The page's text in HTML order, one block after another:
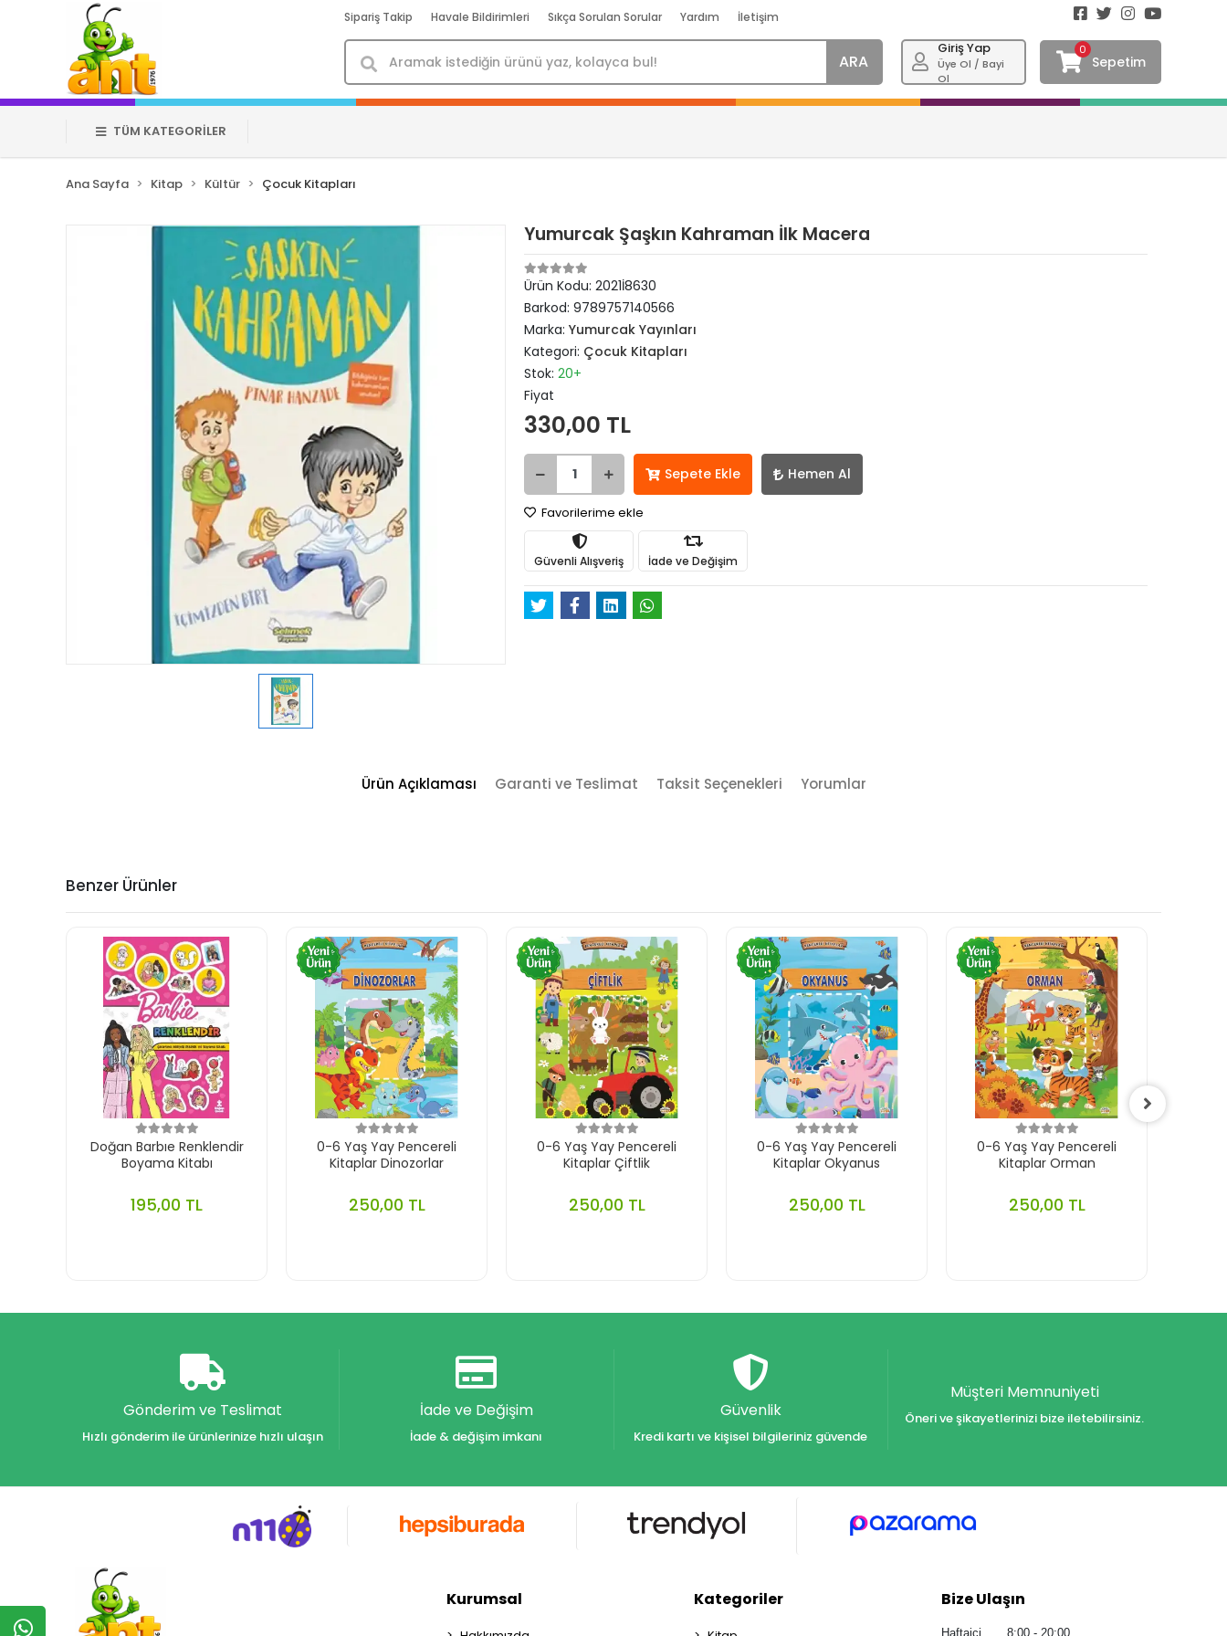
Sipariş Takip Havale Bildirimleri Sıkça Sorulan Sorular Yardım İletişim
ARA
Giriş Yap
Üye Ol / Bayi
Ol
0
Sepetim
TÜM KATEGORİLER
Ana Sayfa Kitap Kültür Çocuk Kitapları
Yumurcak Şaşkın Kahraman İlk Macera
Ürün Kodu:2021İ8630
Barkod:9789757140566
Marka:Yumurcak Yayınları
Kategori: Çocuk Kitapları
Stok:20+
Fiyat
330,00 TL
Sepete Ekle Hemen Al
Favorilerime ekle
Güvenli Alışveriş İade ve Değişim
Ürün Açıklaması Garanti ve Teslimat Taksit Seçenekleri Yorumlar
Benzer Ürünler
Doğan Barbıe Renklendir
Boyama Kitabı
195,00 TL
0-6 Yaş Yay Pencereli
Kitaplar Dinozorlar
250,00 TL
0-6 Yaş Yay Pencereli
Kitaplar Çiftlik
250,00 TL
0-6 Yaş Yay Pencereli
Kitaplar Okyanus
250,00 TL
0-6 Yaş Yay Pencereli
Kitaplar Orman
250,00 TL
Gönderim ve Teslimat
Hızlı gönderim ile ürünlerinize hızlı ulaşın
İade ve Değişim
İade & değişim imkanı
Güvenlik
Kredi kartı ve kişisel bilgileriniz güvende
Müşteri Memnuniyeti
Öneri ve şikayetlerinizi bize iletebilirsiniz.
Kurumsal Kategoriler Bize Ulaşın
Haftaiçi 8:00 - 20:00